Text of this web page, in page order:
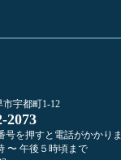
市宇都町1-12
2073
号を押すと電話がかかり
〜 午後５時頃まで